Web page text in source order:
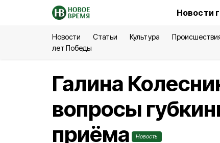
Новости
Новости Статьи Культура
лет Победы
Галина
вопросы
приёма
Новость